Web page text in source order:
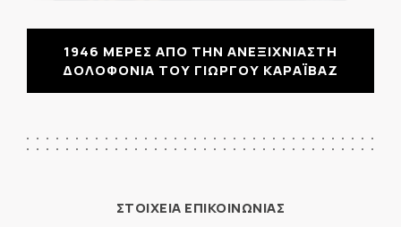
1946 ΜΕΡΕΣ ΑΠΟ ΤΗΝ ΑΝΕΞΙΧΝΙΑΣΤΗ
ΔΟΛΟΦΟΝΙΑ ΤΟΥ ΓΙΩΡΓΟΥ ΚΑΡΑΪΒΑΖ
ΣΤΟΙΧΕΙΑ ΕΠΙΚΟΙΝΩΝΙΑΣ